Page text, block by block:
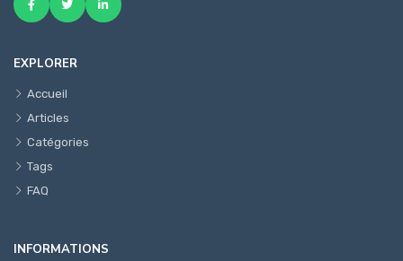
EXPLORER
Accueil
Articles
Catégories
Tags
FAQ
INFORMATIONS